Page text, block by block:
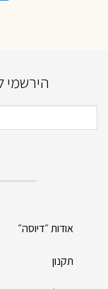
הירשמי
אודות ״דיוסה״
תקנון